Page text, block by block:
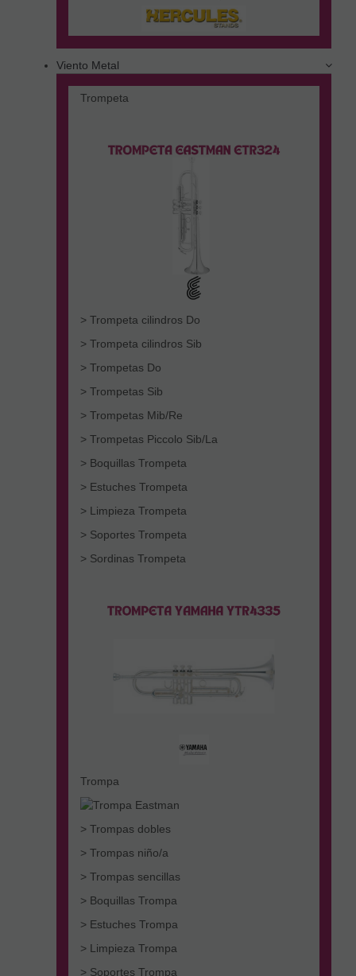
Viento Metal
Trompeta
> Trompeta cilindros Do
> Trompeta cilindros Sib
> Trompetas Do
> Trompetas Sib
> Trompetas Mib/Re
> Trompetas Piccolo Sib/La
> Boquillas Trompeta
> Estuches Trompeta
> Limpieza Trompeta
> Soportes Trompeta
> Sordinas Trompeta
Trompa
> Trompas dobles
> Trompas niño/a
> Trompas sencillas
> Boquillas Trompa
> Estuches Trompa
> Limpieza Trompa
> Soportes Trompa